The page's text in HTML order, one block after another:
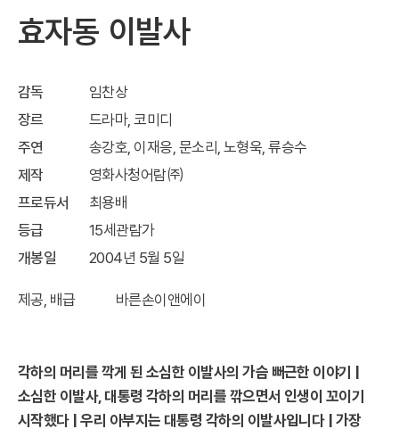
효자동 이발사
감독
임찬상
장르
드라마, 코미디
주연
송강호, 이재응, 문소리, 노형욱, 류승수
제작
영화사청어람㈜
프로듀서
최용배
등급
15세관람가
개봉일
2004년 5월 5일
제공, 배급 바른손이앤에이
각하의 머리를 깍게 된 소심한 이발사의 가슴 뻐근한 이야기 |
소심한 이발사, 대통령 각하의 머리를 깎으면서 인생이 꼬이기
시작했다 | 우리 아부지는 대통령 각하의 이발사입니다 | 가장